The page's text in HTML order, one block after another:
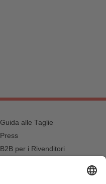
Guida alle Taglie
Press
B2B per i Rivenditori